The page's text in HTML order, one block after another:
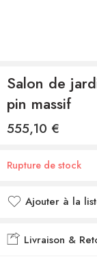
Salon de
pin massif
555,10 €
Rupture de stock
Ajouter à la
Ajouté à la liste
Livraison &